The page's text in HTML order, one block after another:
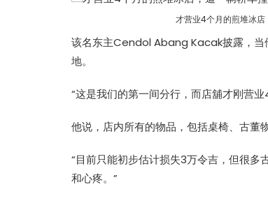
才营业4个月的煎堆冰店
该名东主Cendol Abang Kacak披露，当
地。
“这是我们的第一间分行，而店舖才刚营
他说，店内所有的物品，包括桌椅、古董
“目前只能初步估计损失3万令吉，但很
和心疼。”